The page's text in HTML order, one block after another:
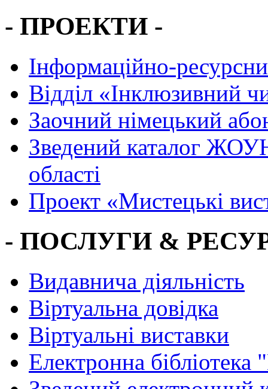
- ПРОЕКТИ -
Інформаційно-
Вiддiл «Інклюзивний
Заочний німецький
Зведений каталог
області
Проект «Мистецькі
- ПОСЛУГИ &
Видавнича діяльність
Віртуальна довідка
Віртуальні виставки
Електронна